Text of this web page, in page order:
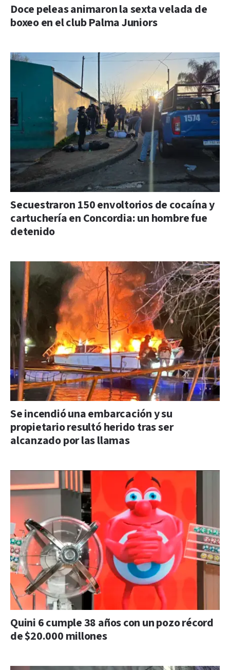
Doce peleas animaron la sexta velada de
boxeo en el club Palma Juniors
Secuestraron 150 envoltorios de cocaína y
cartuchería en Concordia: un hombre fue
detenido
Se incendió una embarcación y su
propietario resultó herido tras ser
alcanzado por las llamas
Quini 6 cumple 38 años con un pozo récord
de $20.000 millones